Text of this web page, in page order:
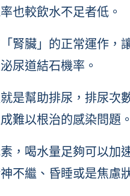
也較飲水不足者低。
腎臟」的正常運作，
尿道結石機率。
是幫助排尿，排尿次
難以根治的感染問題。
，喝水量足夠可以加
不繼、昏睡或是焦慮